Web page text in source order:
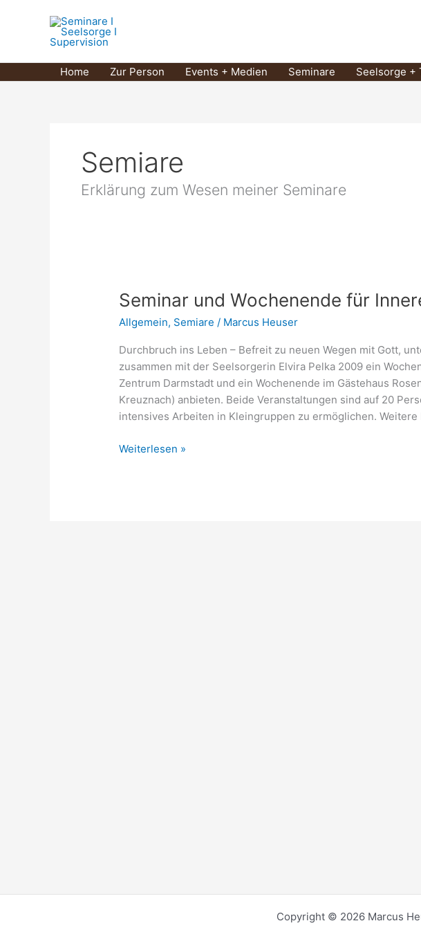
Home Zur Person Events + Medien Seminare Seelsorge +
Semiare
Erklärung zum Wesen meiner Seminare
Seminar und Wochenende für
Allgemein, Semiare / Marcus Heuser
Durchbruch ins Leben – Befreit zu neuen Wegen mit Gott,
zusammen mit der Seelsorgerin Elvira Pelka 2009 ein
Zentrum Darmstadt und ein Wochenende im Gästehaus
Kreuznach) anbieten. Beide Veranstaltungen sind auf 20
intensives Arbeiten in Kleingruppen zu ermöglichen.
Seminar
Weiterlesen »
Copyright © 2026 Marcus